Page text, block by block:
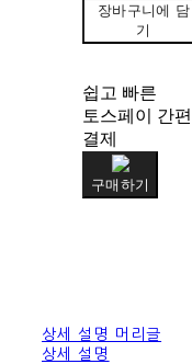
장바구니에 담
기
쉽고 빠른
토스페이 간편
결제
구매하기
상세 설명 머리글
상세 설명